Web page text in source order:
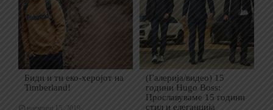
Биди и ти еко-херојот на
Timberland!
(Галерија/видео) 15
години Hugo Boss:
Прославуваме 15 години
стил и елеганција